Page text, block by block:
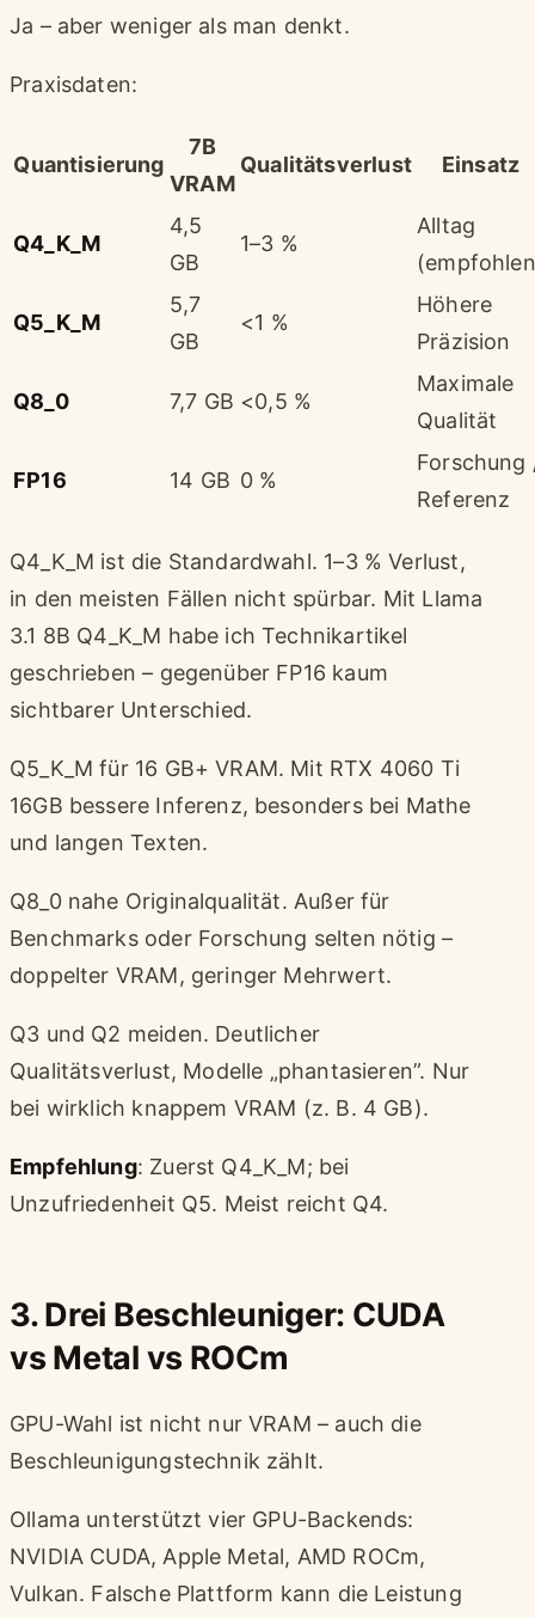
Ja – aber weniger als man denkt.
Praxisdaten:
Quantisierung
7B
VRAM
Qualitätsverlust Einsatz
Q4_K_M
4,5
GB
1–3 %
Alltag
Q5_K_M
5,7
GB
<1 %
Höhere
Präzision
Q8_0 7,7 GB <0,5 %
Maximale
Qualität
FP16 14 GB 0 %
Forschung
Referenz
Q4_K_M ist die Standardwahl. 1–3 % Verlust,
in den meisten Fällen nicht spürbar. Mit Llama
3.1 8B Q4_K_M habe ich Technikartikel
geschrieben – gegenüber FP16 kaum
sichtbarer Unterschied.
Q5_K_M für 16 GB+ VRAM. Mit RTX 4060 Ti
16GB bessere Inferenz, besonders bei Mathe
und langen Texten.
Q8_0 nahe Originalqualität. Außer für
Benchmarks oder Forschung selten nötig –
doppelter VRAM, geringer Mehrwert.
Q3 und Q2 meiden. Deutlicher
Qualitätsverlust, Modelle „phantasieren”. Nur
bei wirklich knappem VRAM (z. B. 4 GB).
Empfehlung: Zuerst Q4_K_M; bei
Unzufriedenheit Q5. Meist reicht Q4.
3. Drei Beschleuniger: CUDA
vs Metal vs ROCm
GPU-Wahl ist nicht nur VRAM – auch die
Beschleunigungstechnik zählt.
Ollama unterstützt vier GPU-Backends:
NVIDIA CUDA, Apple Metal, AMD ROCm,
Vulkan. Falsche Plattform kann die Leistung